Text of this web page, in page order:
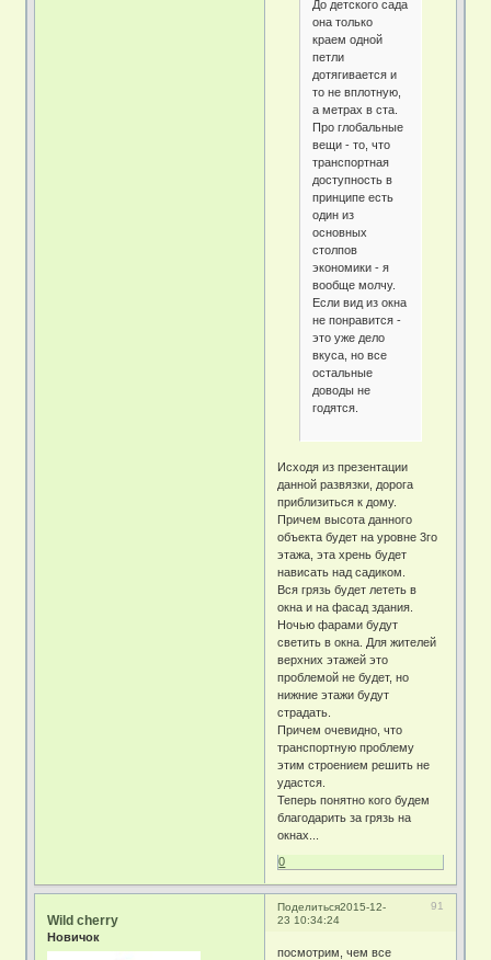
До детского сада
она только
краем одной
петли
дотягивается и
то не вплотную,
а метрах в ста.
Про глобальные
вещи - то, что
транспортная
доступность в
принципе есть
один из
основных
столпов
экономики - я
вообще молчу.
Если вид из окна
не понравится -
это уже дело
вкуса, но все
остальные
доводы не
годятся.
Исходя из презентации
данной развязки, дорога
приблизиться к дому.
Причем высота данного
объекта будет на уровне 3го
этажа, эта хрень будет
нависать над садиком.
Вся грязь будет лететь в
окна и на фасад здания.
Ночью фарами будут
светить в окна. Для жителей
верхних этажей это
проблемой не будет, но
нижние этажи будут
страдать.
Причем очевидно, что
транспортную проблему
этим строением решить не
удастся.
Теперь понятно кого будем
благодарить за грязь на
окнах...
0
Поделиться 91
2015-12-
23 10:34:24
Wild cherry
Новичок
посмотрим, чем все